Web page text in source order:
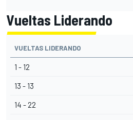
Vueltas Liderando
VUELTAS LIDERANDO
1 - 12
13 - 13
14 - 22